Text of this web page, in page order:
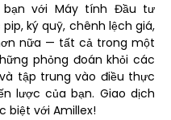
với Máy tính Đầu tư
ký quỹ, chênh lệch giá,
nữa — tất cả trong một
phỏng đoán khỏi các
tập trung vào điều thực
lược của bạn. Giao dịch
biệt với Amillex!